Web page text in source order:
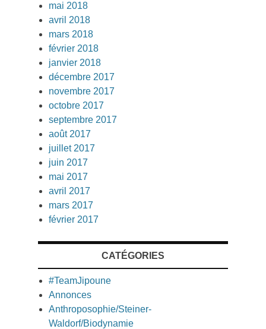
mai 2018
avril 2018
mars 2018
février 2018
janvier 2018
décembre 2017
novembre 2017
octobre 2017
septembre 2017
août 2017
juillet 2017
juin 2017
mai 2017
avril 2017
mars 2017
février 2017
CATÉGORIES
#TeamJipoune
Annonces
Anthroposophie/Steiner-
Waldorf/Biodynamie